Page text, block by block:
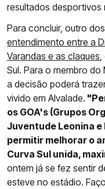
resultados desportivos
Para concluir, outro
entendimento entre a
Varandas e as claques
Sul. Para o membro do
a decisão poderá
vivido em Alvalade.
os GOA's (Grupos
Juventude Leonina
permitir melhorar o
Curva Sul unida,
ontem já se fez sentir
esteve no estádio.